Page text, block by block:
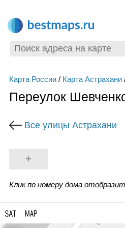
Карта России/ Карта Астрахани
Переулок
Все улицы Астрахани
+
Клик по номеру дома